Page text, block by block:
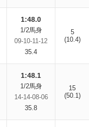
1:48.0
1/2馬身
09-10-11-12
35.4
5
(10.4)
1:48.1
1/2馬身
14-14-08-06
35.8
15
(50.1)